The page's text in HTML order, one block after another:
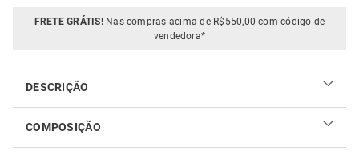
FRETE GRÁTIS!Nas compras acima de R$550,00 com código de
vendedora*
DESCRIÇÃO
COMPOSIÇÃO